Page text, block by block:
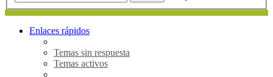
Enlaces rápidos
Temas sin respuesta
Temas activos